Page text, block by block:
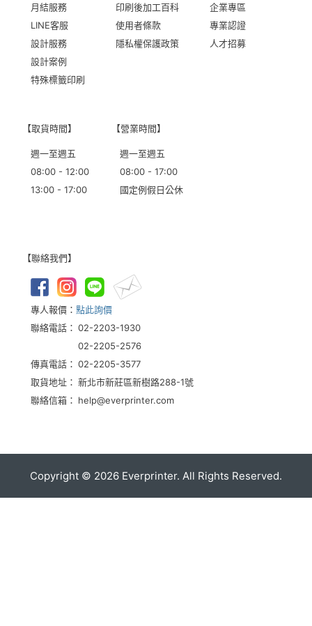
月結服務
LINE客服
設計服務
設計案例
特殊標籤印刷
印刷後加工百科
使用者條款
隱私權保護政策
企業專區
專業認證
人才招募
【取貨時間】
週一至週五
08:00 - 12:00
13:00 - 17:00
【營業時間】
週一至週五
08:00 - 17:00
國定例假日公休
【聯絡我們】
專人報價： 點此詢價
聯絡電話： 02-2203-1930
02-2205-2576
傳真電話： 02-2205-3577
取貨地址： 新北市新莊區新樹路288-1號
聯絡信箱： help@everprinter.com
Copyright © 2026 Everprinter. All Rights Reserved.